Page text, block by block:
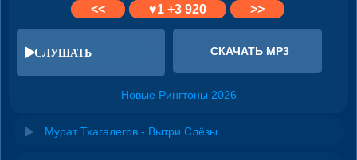
<<
♥1 +3 920 >>
СЛУШАТЬ СКАЧАТЬ MP3
Новые Рингтоны 2026
Мурат Тхагалегов - Вытри Слёзы